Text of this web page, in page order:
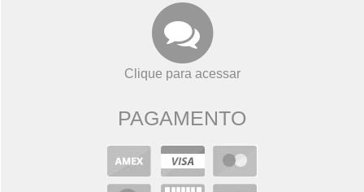
Clique para acessar
PAGAMENTO